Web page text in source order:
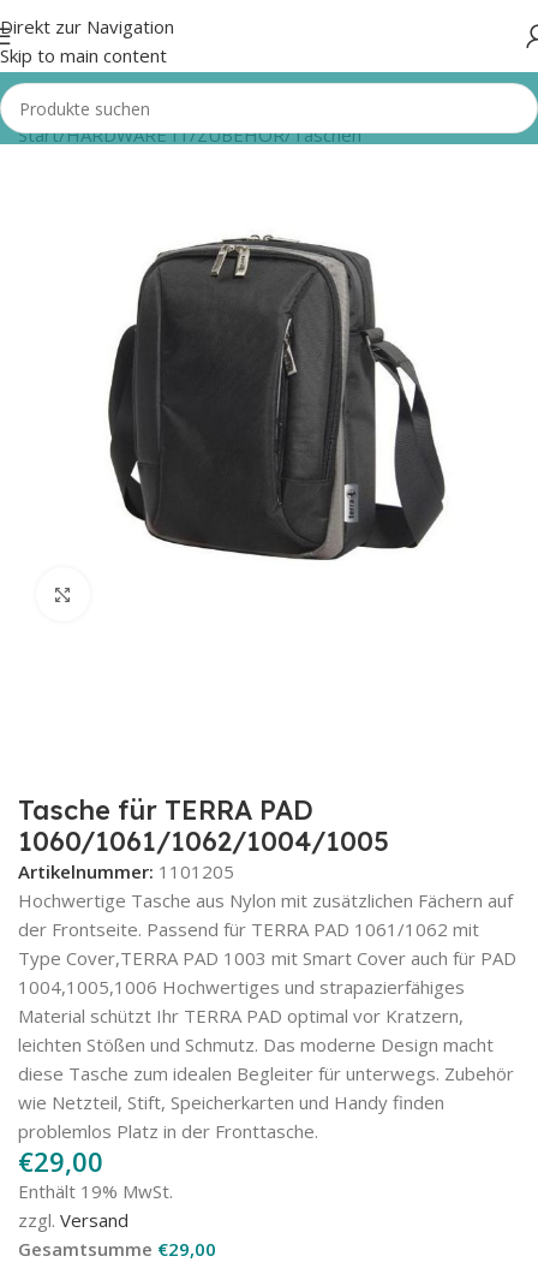
Direkt zur Navigation
Skip to main content
Start/HARDWARE IT/ZUBEHÖR/Taschen
Tasche für TERRA PAD
1060/1061/1062/1004/1005
Artikelnummer: 1101205
Hochwertige Tasche aus Nylon mit zusätzlichen Fächern auf
der Frontseite. Passend für TERRA PAD 1061/1062 mit
Type Cover,TERRA PAD 1003 mit Smart Cover auch für PAD
1004,1005,1006 Hochwertiges und strapazierfähiges
Material schützt Ihr TERRA PAD optimal vor Kratzern,
leichten Stößen und Schmutz. Das moderne Design macht
diese Tasche zum idealen Begleiter für unterwegs. Zubehör
wie Netzteil, Stift, Speicherkarten und Handy finden
problemlos Platz in der Fronttasche.
€29,00
Enthält 19% MwSt.
zzgl. Versand
Gesamtsumme €29,00